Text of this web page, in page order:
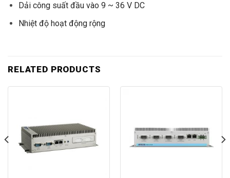
Dải công suất đầu vào 9 ~ 36 V DC
Nhiệt độ hoạt động rộng
RELATED PRODUCTS